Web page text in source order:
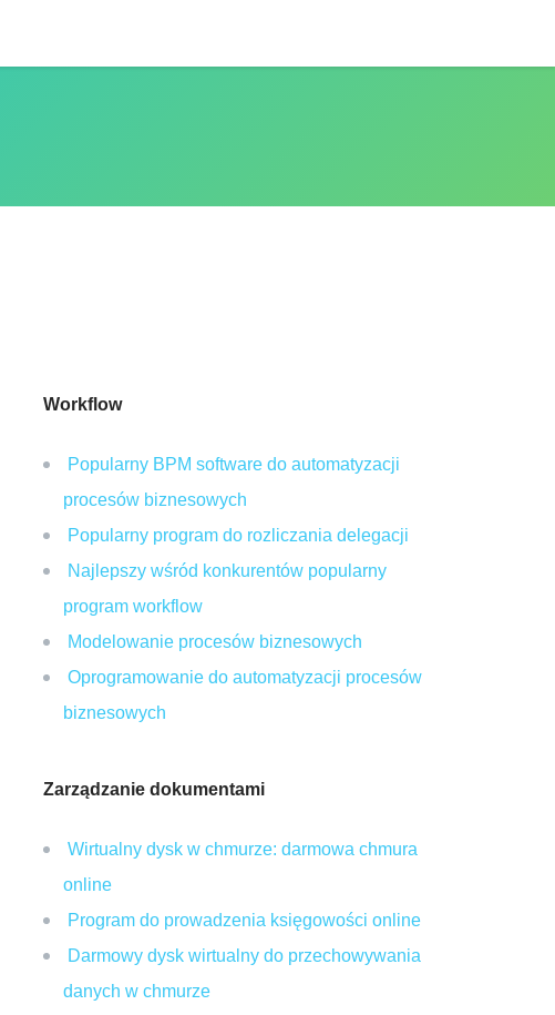
Workflow
Popularny BPM software do automatyzacji
procesów biznesowych
Popularny program do rozliczania delegacji
Najlepszy wśród konkurentów popularny
program workflow
Modelowanie procesów biznesowych
Oprogramowanie do automatyzacji procesów
biznesowych
Zarządzanie dokumentami
Wirtualny dysk w chmurze: darmowa chmura
online
Program do prowadzenia księgowości online
Darmowy dysk wirtualny do przechowywania
danych w chmurze